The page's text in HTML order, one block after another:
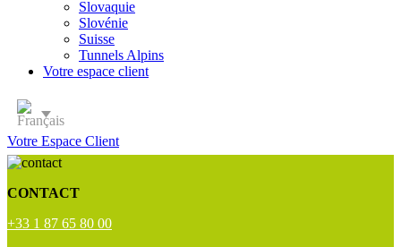
Slovaquie
Slovénie
Suisse
Tunnels Alpins
Votre espace client
Votre Espace Client
CONTACT
+33 1 87 65 80 00